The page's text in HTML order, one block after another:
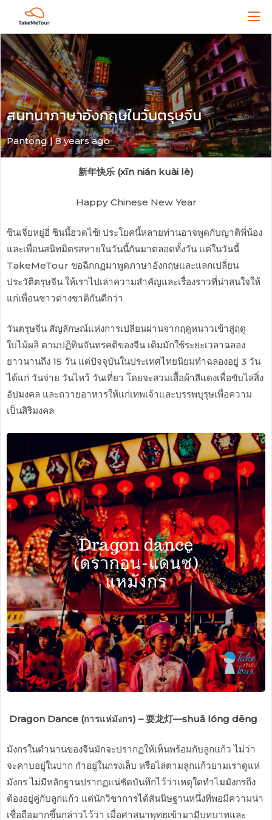
สนทนาภาษาอังกฤษในวันตรุษจีน
Pantong | 8 years ago
新年快乐 (xīn nián kuài lè)
Happy Chinese New Year
ซินเจี่ยหยู่อี่ ซินนี้ฮวดไซ้! ประโยคนี้หลายท่านอาจพูดกับญาติพี่น้อง
และเพื่อนสนิทมิตรสหายในวันนี้กันมาตลอดทั้งวัน แต่ในวันนี้
TakeMeTour ขอฉีกกฏมาพูดภาษาอังกฤษและแลกเปลี่ยน
ประวัติตรุษจีน ให้เราไปเล่าความสำคัญและเรื่องราวที่น่าสนใจให้
แก่เพื่อนชาวต่างชาติกันดีกว่า
วันตรุษจีน สัญลักษณ์แห่งการเปลี่ยนผ่านจากฤดูหนาวเข้าสู่ฤดู
ใบไม้ผลิ ตามปฏิทินจันทรคติของจีน เดิมมักใช้ระยะเวลาฉลอง
ยาวนานถึง 15 วัน แต่ปัจจุบันในประเทศไทยนิยมทำฉลองอยู่ 3 วัน
ได้แก่ วันจ่าย วันไหว้ วันเที่ยว โดยจะสวมเสื้อผ้าสีแดงเพื่อขับไล่สิ่ง
อัปมงคล และถวายอาหารให้แก่เทพเจ้าและบรรพบุรุษเพื่อความ
เป็นสิริมงคล
Dragon Dance (การแห่มังกร) –耍龙灯—shuǎ lóng dēng
มังกรในตำนานของจีนมักจะปรากฏให้เห็นพร้อมกับลูกแก้ว ไม่ว่า
จะคาบอยู่ในปาก กำอยู่ในกรงเล็บ หรือไล่ตามลูกแก้วยามเราดูแห่
มังกร ไม่มีหลักฐานปรากฏแน่ชัดบันทึกไว้ว่าเหตุใดทำไมมังกรถึง
ต้องอยู่คู่กับลูกแก้ว แต่นักวิชาการได้สันนิษฐานหนึ่งที่พอมีความน่า
เชื่อถือมากขึ้นกล่าวไว้ว่า เมื่อศาสนาพุทธเข้ามามีบทบาทและ